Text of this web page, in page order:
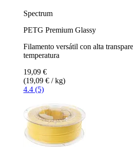
Spectrum
PETG Premium Glassy
Filamento versátil con alta
temperatura
19,09 €
(19,09 € / kg)
4.4 (5)